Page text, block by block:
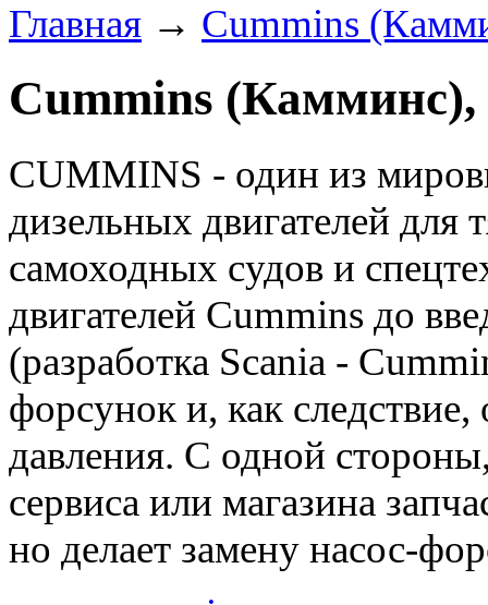
Главная → Cummins
Cummins (Камминс),
CUMMINS - один из
дизельных двигателей для
самоходных судов и
двигателей Cummins до
(разработка Scania -
форсунок и, как следствие,
давления. С одной
сервиса или магазина
но делает замену насос-